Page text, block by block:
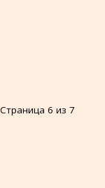
Страница 6 из 7